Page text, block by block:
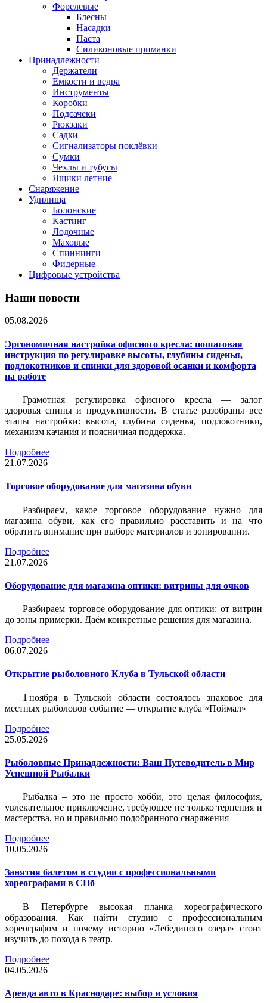
Форелевые
Блесны
Насадки
Паста
Силиконовые приманки
Принадлежности
Держатели
Емкости и ведра
Инструменты
Коробки
Подсачеки
Рюкзаки
Садки
Сигнализаторы поклёвки
Сумки
Чехлы и тубусы
Ящики летние
Снаряжение
Удилища
Болонские
Кастинг
Лодочные
Маховые
Спиннинги
Фидерные
Цифровые устройства
Наши новости
05.08.2026
Эргономичная настройка офисного кресла: пошаговая
инструкция по регулировке высоты, глубины сиденья,
подлокотников и спинки для здоровой осанки и комфорта
на работе
Грамотная регулировка офисного кресла — залог
здоровья спины и продуктивности. В статье разобраны все
этапы настройки: высота, глубина сиденья, подлокотники,
механизм качания и поясничная поддержка.
Подробнее
21.07.2026
Торговое оборудование для магазина обуви
Разбираем, какое торговое оборудование нужно для
магазина обуви, как его правильно расставить и на что
обратить внимание при выборе материалов и зонировании.
Подробнее
21.07.2026
Оборудование для магазина оптики: витрины для очков
Разбираем торговое оборудование для оптики: от витрин
до зоны примерки. Даём конкретные решения для магазина.
Подробнее
06.07.2026
Открытие рыболовного Клуба в Тульской области
1 ноября в Тульской области состоялось знаковое для
местных рыболовов событие — открытие клуба «Поймал»
Подробнее
25.05.2026
Рыболовные Принадлежности: Ваш Путеводитель в Мир
Успешной Рыбалки
Рыбалка – это не просто хобби, это целая философия,
увлекательное приключение, требующее не только терпения и
мастерства, но и правильно подобранного снаряжения
Подробнее
10.05.2026
Занятия балетом в студии с профессиональными
хореографами в СПб
В Петербурге высокая планка хореографического
образования. Как найти студию с профессиональным
хореографом и почему историю «Лебединого озера» стоит
изучить до похода в театр.
Подробнее
04.05.2026
Аренда авто в Краснодаре: выбор и условия